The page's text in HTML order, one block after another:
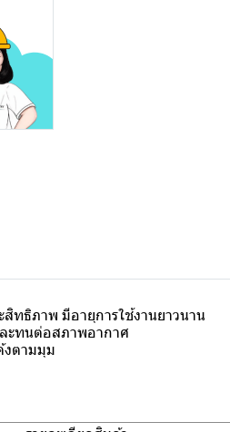
ทธิภาพ มีอายุการใช้งานยาวนาน
ะทนต่อสภาพอากาศ
งตามมุม